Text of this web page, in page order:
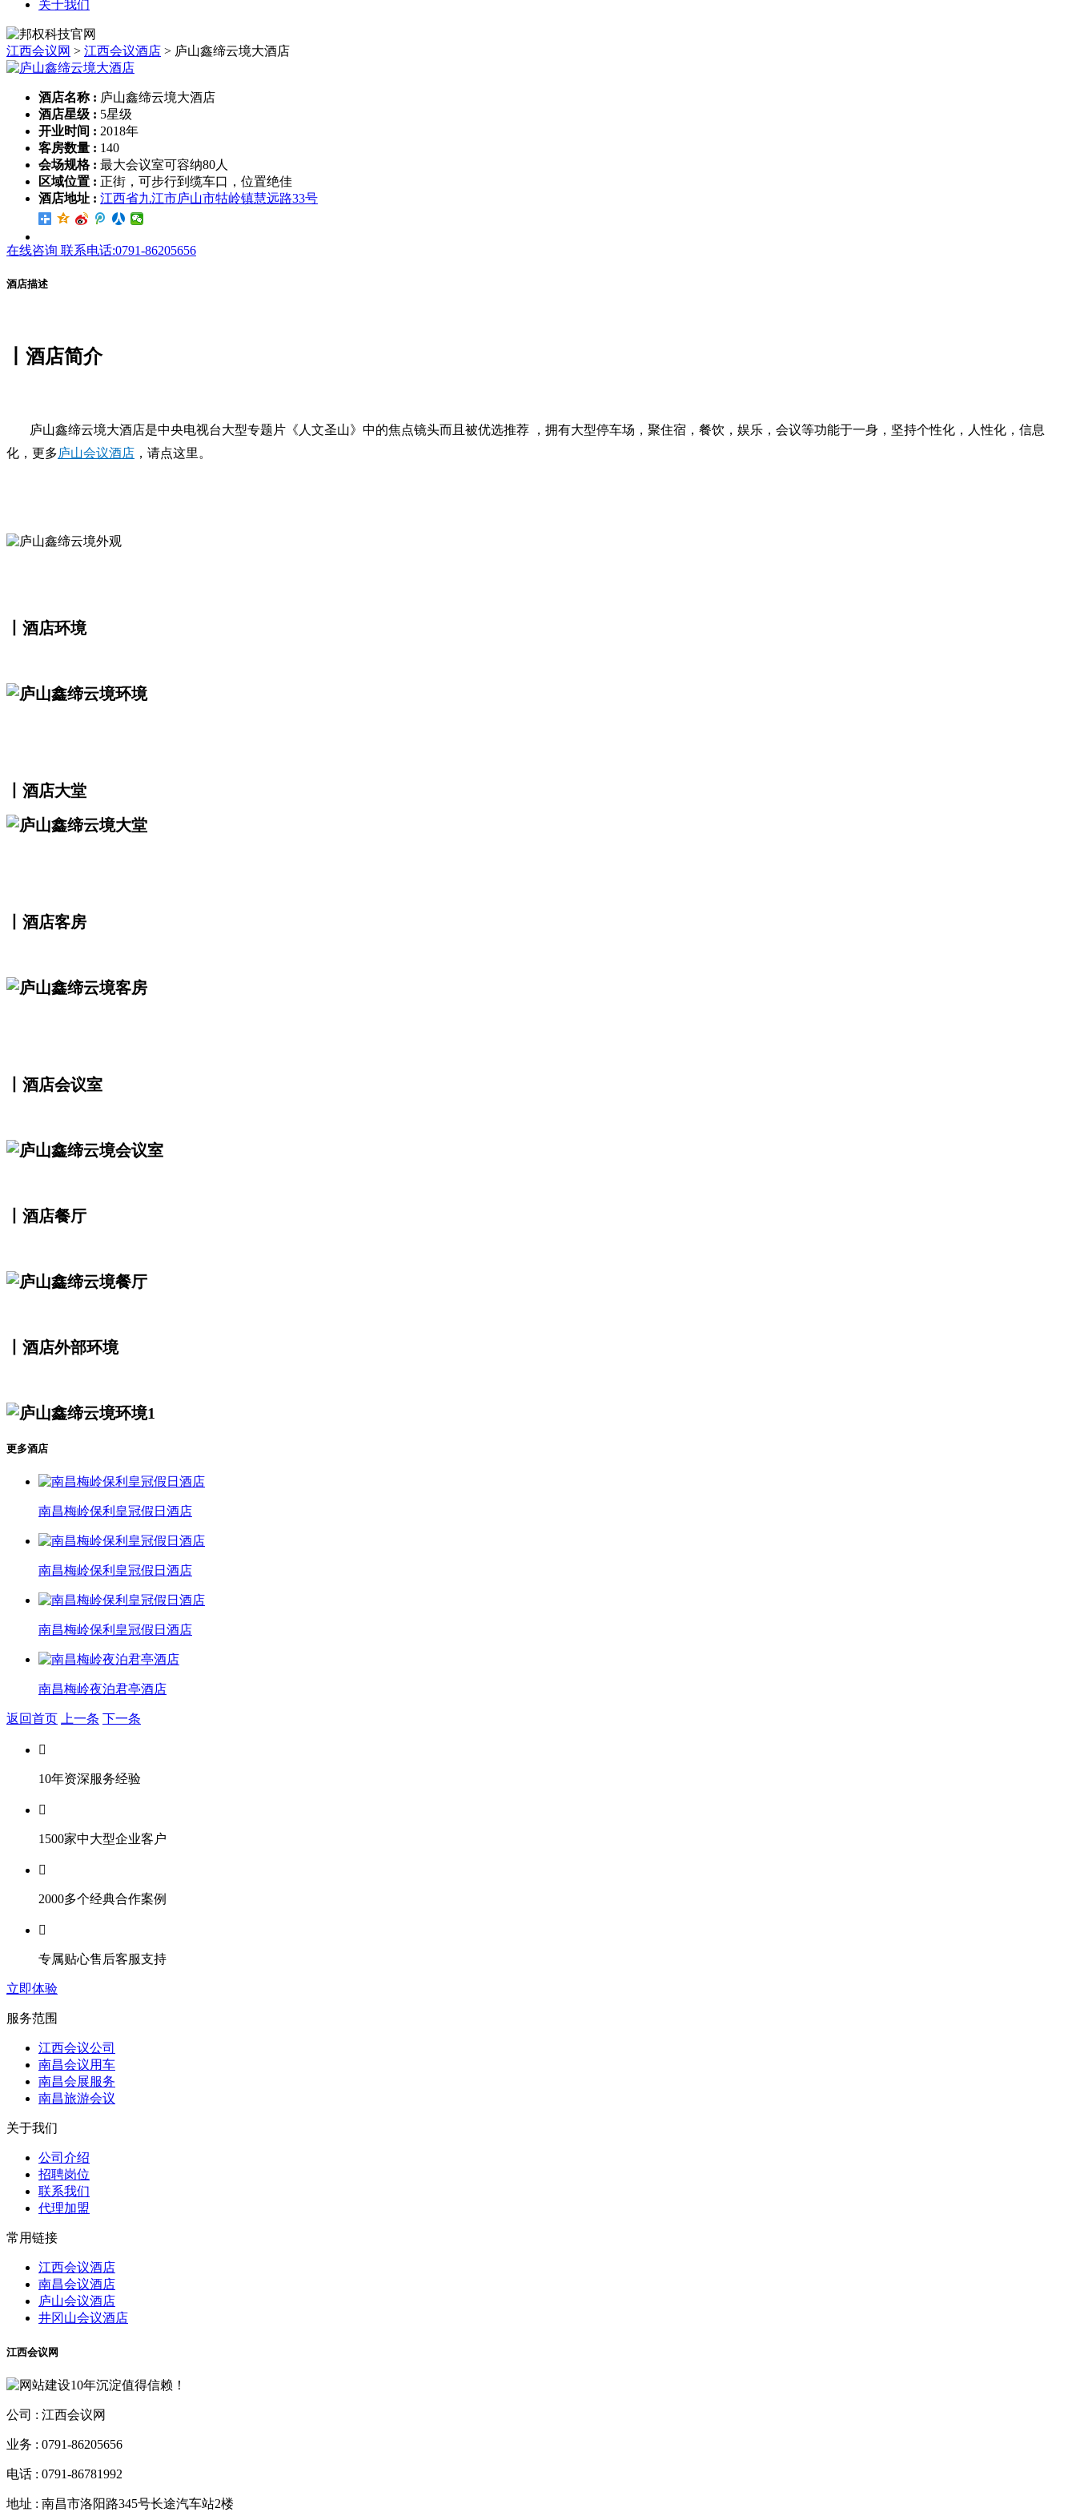
关于我们
江西会议网 > 江西会议酒店 > 庐山鑫缔云境大酒店
酒店名称 : 庐山鑫缔云境大酒店
酒店星级 : 5星级
开业时间 : 2018年
客房数量 : 140
会场规格 : 最大会议室可容纳80人
区域位置 : 正街，可步行到缆车口，位置绝佳
酒店地址 : 江西省九江市庐山市牯岭镇慧远路33号
在线咨询 联系电话:0791-86205656
酒店描述
丨酒店简介
庐山鑫缔云境大酒店是中央电视台大型专题片《人文圣山》中的焦点镜头而且被优选推荐 ，拥有大型停车场，聚住宿，餐饮，娱乐，会议等功能于一身，坚持个性化，人性化，信息
化，更多庐山会议酒店 ，请点这里。
丨酒店环境
丨酒店大堂
丨酒店客房
丨酒店会议室
丨酒店餐厅
丨酒店外部环境
更多酒店
南昌梅岭保利皇冠假日酒店
南昌梅岭保利皇冠假日酒店
南昌梅岭保利皇冠假日酒店
南昌梅岭夜泊君亭酒店
返回首页 上一条 下一条

10年资深服务经验

1500家中大型企业客户

2000多个经典合作案例

专属贴心售后客服支持
立即体验
服务范围
江西会议公司
南昌会议用车
南昌会展服务
南昌旅游会议
关于我们
公司介绍
招聘岗位
联系我们
代理加盟
常用链接
江西会议酒店
南昌会议酒店
庐山会议酒店
井冈山会议酒店
江西会议网
公司 : 江西会议网
业务 : 0791-86205656
电话 : 0791-86781992
地址 : 南昌市洛阳路345号长途汽车站2楼